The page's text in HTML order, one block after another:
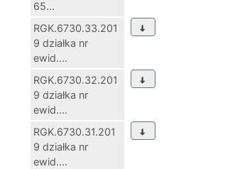
65...
RGK.6730.33.201
9 działka nr
ewid....
RGK.6730.32.201
9 działka nr
ewid....
RGK.6730.31.201
9 działka nr
ewid....